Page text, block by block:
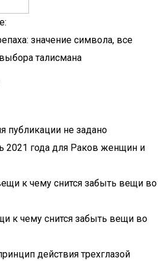
значение символа, все
талисмана
2021 года для Раков женщин и
к чему снится забыть вещи во